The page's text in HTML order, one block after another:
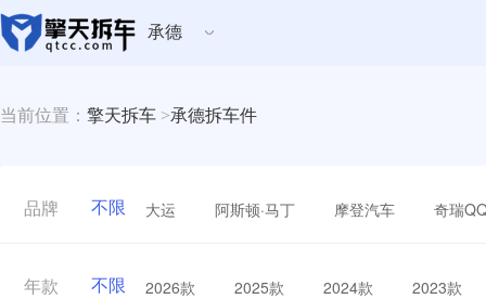
承德
当前位置： 擎天拆车 >承德拆车件
品牌 不限 大运 阿斯顿·马丁 摩登汽车 奇瑞
年款 不限 2026款 2025款 2024款 2023款